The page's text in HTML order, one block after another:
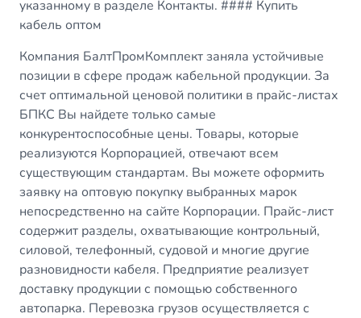
указанному в разделе Контакты. #### Купить
кабель оптом
Компания БалтПромКомплект заняла устойчивые
позиции в сфере продаж кабельной продукции. За
счет оптимальной ценовой политики в прайс-листах
БПКС Вы найдете только самые
конкурентоспособные цены. Товары, которые
реализуются Корпорацией, отвечают всем
существующим стандартам. Вы можете оформить
заявку на оптовую покупку выбранных марок
непосредственно на сайте Корпорации. Прайс-лист
содержит разделы, охватывающие контрольный,
силовой, телефонный, судовой и многие другие
разновидности кабеля. Предприятие реализует
доставку продукции с помощью собственного
автопарка. Перевозка грузов осуществляется с